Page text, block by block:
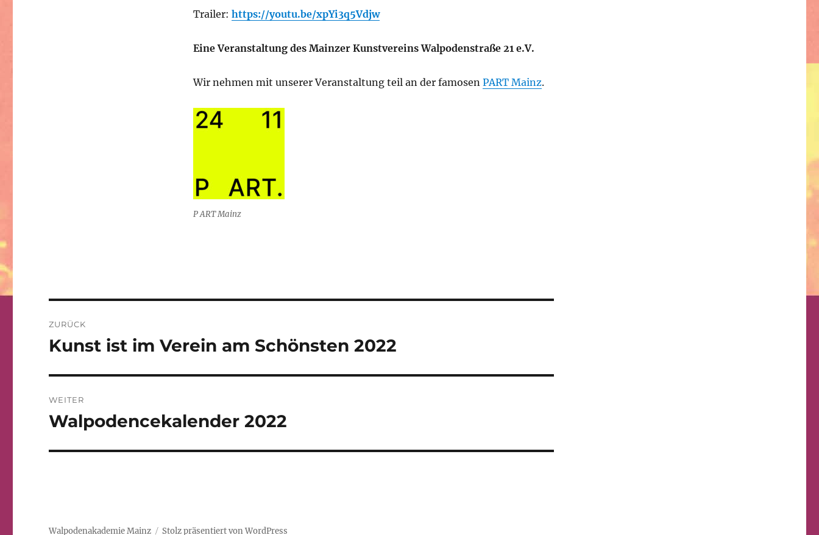
Trailer: https://youtu.be/xpYi3q5Vdjw
Eine Veranstaltung des Mainzer Kunstvereins Walpodenstraße 21 e.V.
Wir nehmen mit unserer Veranstaltung teil an der famosen PART Mainz.
P ART Mainz
Navigation
ZURÜCK
Vorheriger
Kunst ist im Verein am Schönsten 2022
WEITER
Nächster
Walpodencekalender 2022
Walpodenakademie Mainz Stolz präsentiert von WordPress